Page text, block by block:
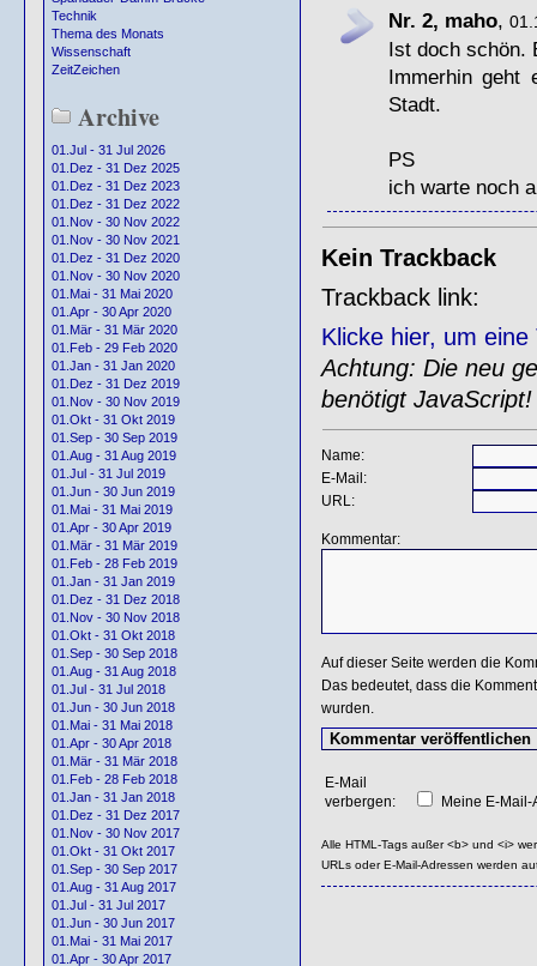
Technik
Thema des Monats
Wissenschaft
ZeitZeichen
Archive
01.Jul - 31 Jul 2026
01.Dez - 31 Dez 2025
01.Dez - 31 Dez 2023
01.Dez - 31 Dez 2022
01.Nov - 30 Nov 2022
01.Nov - 30 Nov 2021
01.Dez - 31 Dez 2020
01.Nov - 30 Nov 2020
01.Mai - 31 Mai 2020
01.Apr - 30 Apr 2020
01.Mär - 31 Mär 2020
01.Feb - 29 Feb 2020
01.Jan - 31 Jan 2020
01.Dez - 31 Dez 2019
01.Nov - 30 Nov 2019
01.Okt - 31 Okt 2019
01.Sep - 30 Sep 2019
01.Aug - 31 Aug 2019
01.Jul - 31 Jul 2019
01.Jun - 30 Jun 2019
01.Mai - 31 Mai 2019
01.Apr - 30 Apr 2019
01.Mär - 31 Mär 2019
01.Feb - 28 Feb 2019
01.Jan - 31 Jan 2019
01.Dez - 31 Dez 2018
01.Nov - 30 Nov 2018
01.Okt - 31 Okt 2018
01.Sep - 30 Sep 2018
01.Aug - 31 Aug 2018
01.Jul - 31 Jul 2018
01.Jun - 30 Jun 2018
01.Mai - 31 Mai 2018
01.Apr - 30 Apr 2018
01.Mär - 31 Mär 2018
01.Feb - 28 Feb 2018
01.Jan - 31 Jan 2018
01.Dez - 31 Dez 2017
01.Nov - 30 Nov 2017
01.Okt - 31 Okt 2017
01.Sep - 30 Sep 2017
01.Aug - 31 Aug 2017
01.Jul - 31 Jul 2017
01.Jun - 30 Jun 2017
01.Mai - 31 Mai 2017
01.Apr - 30 Apr 2017
Nr. 2, maho,
Ist doch schön.
Immerhin geht
Stadt.
PS
ich warte noch
Kein Trackback
Trackback link:
Klicke hier, um
Achtung: Die neu
benötigt JavaScript!
Name:
E-Mail:
URL:
Kommentar:
Auf dieser Seite werden die
Das bedeutet, dass die
wurden.
E-Mail
verbergen:
Meine E-
Alle HTML-Tags außer <b> und <i>
URLs oder E-Mail-Adressen werden